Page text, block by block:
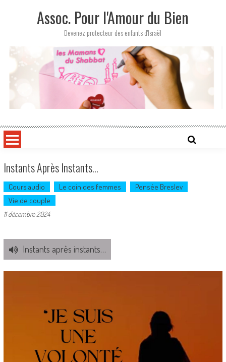
Assoc. Pour l'Amour du Bien
Devenez protecteur des enfants d'Israël
Instants Après Instants…
Cours audio Le coin des femmes
Pensée Breslev
Vie de couple
11 décembre 2024
Instants après instants…